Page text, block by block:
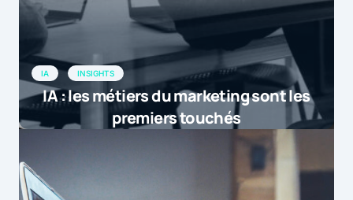
IA INSIGHTS
IA : les métiers du marketing sont les
premiers touchés